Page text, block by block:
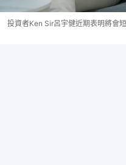
投資者Ken Sir呂宇健近期表明將會